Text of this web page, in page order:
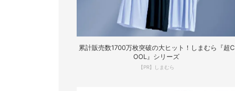
累計販売数1700万枚突破の大ヒット！しまむら『超C
OOL』シリーズ
【PR】しまむら